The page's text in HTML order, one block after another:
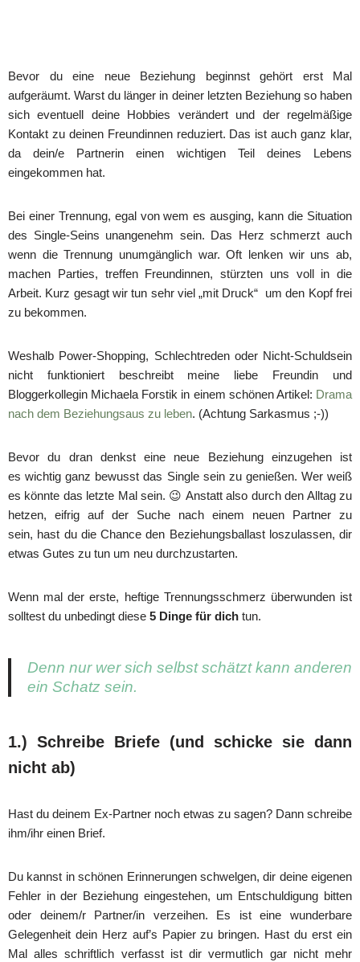
Bevor du eine neue Beziehung beginnst gehört erst Mal
aufgeräumt. Warst du länger in deiner letzten Beziehung so haben
sich eventuell deine Hobbies verändert und der regelmäßige
Kontakt zu deinen Freundinnen reduziert. Das ist auch ganz klar,
da dein/e Partnerin einen wichtigen Teil deines Lebens
eingekommen hat.
Bei einer Trennung, egal von wem es ausging, kann die Situation
des Single-Seins unangenehm sein. Das Herz schmerzt auch
wenn die Trennung unumgänglich war. Oft lenken wir uns ab,
machen Parties, treffen Freundinnen, stürzten uns voll in die
Arbeit. Kurz gesagt wir tun sehr viel „mit Druck“ um den Kopf frei
zu bekommen.
Weshalb Power-Shopping, Schlechtreden oder Nicht-Schuldsein
nicht funktioniert beschreibt meine liebe Freundin und
Bloggerkollegin Michaela Forstik in einem schönen Artikel: Drama
nach dem Beziehungsaus zu leben. (Achtung Sarkasmus ;-))
Bevor du dran denkst eine neue Beziehung einzugehen ist
es wichtig ganz bewusst das Single sein zu genießen. Wer weiß
es könnte das letzte Mal sein. 😉 Anstatt also durch den Alltag zu
hetzen, eifrig auf der Suche nach einem neuen Partner zu
sein, hast du die Chance den Beziehungsballast loszulassen, dir
etwas Gutes zu tun um neu durchzustarten.
Wenn mal der erste, heftige Trennungsschmerz überwunden ist
solltest du unbedingt diese 5 Dinge für dich tun.
Denn nur wer sich selbst schätzt kann anderen
ein Schatz sein.
1.) Schreibe Briefe (und schicke sie dann
nicht ab)
Hast du deinem Ex-Partner noch etwas zu sagen? Dann schreibe
ihm/ihr einen Brief.
Du kannst in schönen Erinnerungen schwelgen, dir deine eigenen
Fehler in der Beziehung eingestehen, um Entschuldigung bitten
oder deinem/r Partner/in verzeihen. Es ist eine wunderbare
Gelegenheit dein Herz auf’s Papier zu bringen. Hast du erst ein
Mal alles schriftlich verfasst ist dir vermutlich gar nicht mehr